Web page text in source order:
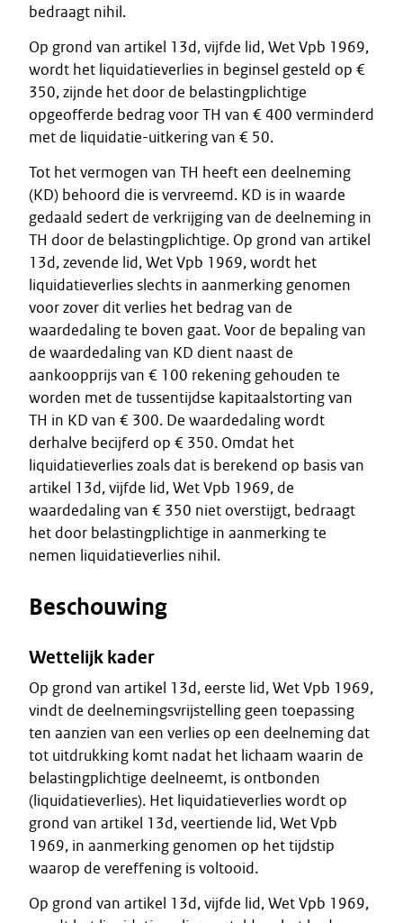
bedraagt nihil.
Op grond van artikel 13d, vijfde lid, Wet Vpb 1969,
wordt het liquidatieverlies in beginsel gesteld op €
350, zijnde het door de belastingplichtige
opgeofferde bedrag voor TH van € 400 verminderd
met de liquidatie-uitkering van € 50.
Tot het vermogen van TH heeft een deelneming
(KD) behoord die is vervreemd. KD is in waarde
gedaald sedert de verkrijging van de deelneming in
TH door de belastingplichtige. Op grond van artikel
13d, zevende lid, Wet Vpb 1969, wordt het
liquidatieverlies slechts in aanmerking genomen
voor zover dit verlies het bedrag van de
waardedaling te boven gaat. Voor de bepaling van
de waardedaling van KD dient naast de
aankoopprijs van € 100 rekening gehouden te
worden met de tussentijdse kapitaalstorting van
TH in KD van € 300. De waardedaling wordt
derhalve becijferd op € 350. Omdat het
liquidatieverlies zoals dat is berekend op basis van
artikel 13d, vijfde lid, Wet Vpb 1969, de
waardedaling van € 350 niet overstijgt, bedraagt
het door belastingplichtige in aanmerking te
nemen liquidatieverlies nihil.
Beschouwing
Wettelijk kader
Op grond van artikel 13d, eerste lid, Wet Vpb 1969,
vindt de deelnemingsvrijstelling geen toepassing
ten aanzien van een verlies op een deelneming dat
tot uitdrukking komt nadat het lichaam waarin de
belastingplichtige deelneemt, is ontbonden
(liquidatieverlies). Het liquidatieverlies wordt op
grond van artikel 13d, veertiende lid, Wet Vpb
1969, in aanmerking genomen op het tijdstip
waarop de vereffening is voltooid.
Op grond van artikel 13d, vijfde lid, Wet Vpb 1969,